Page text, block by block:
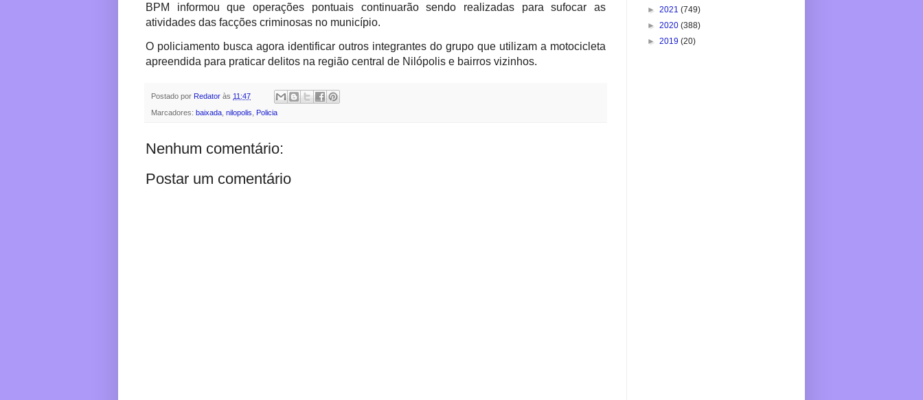
BPM informou que operações pontuais continuarão sendo realizadas para sufocar as
atividades das facções criminosas no município.
O policiamento busca agora identificar outros integrantes do grupo que utilizam a motocicleta
apreendida para praticar delitos na região central de Nilópolis e bairros vizinhos.
Postado por Redator às 11:47
Marcadores: baixada nilopolis Policia
Nenhum comentário:
Postar um comentário
► 2021 (749)
► 2020 (388)
► 2019 (20)